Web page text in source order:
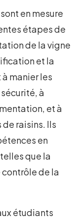
en mesure
étapes de
de la vigne
et la
manier les
à
et à
raisins. Ils
en
que la
de la
étudiants